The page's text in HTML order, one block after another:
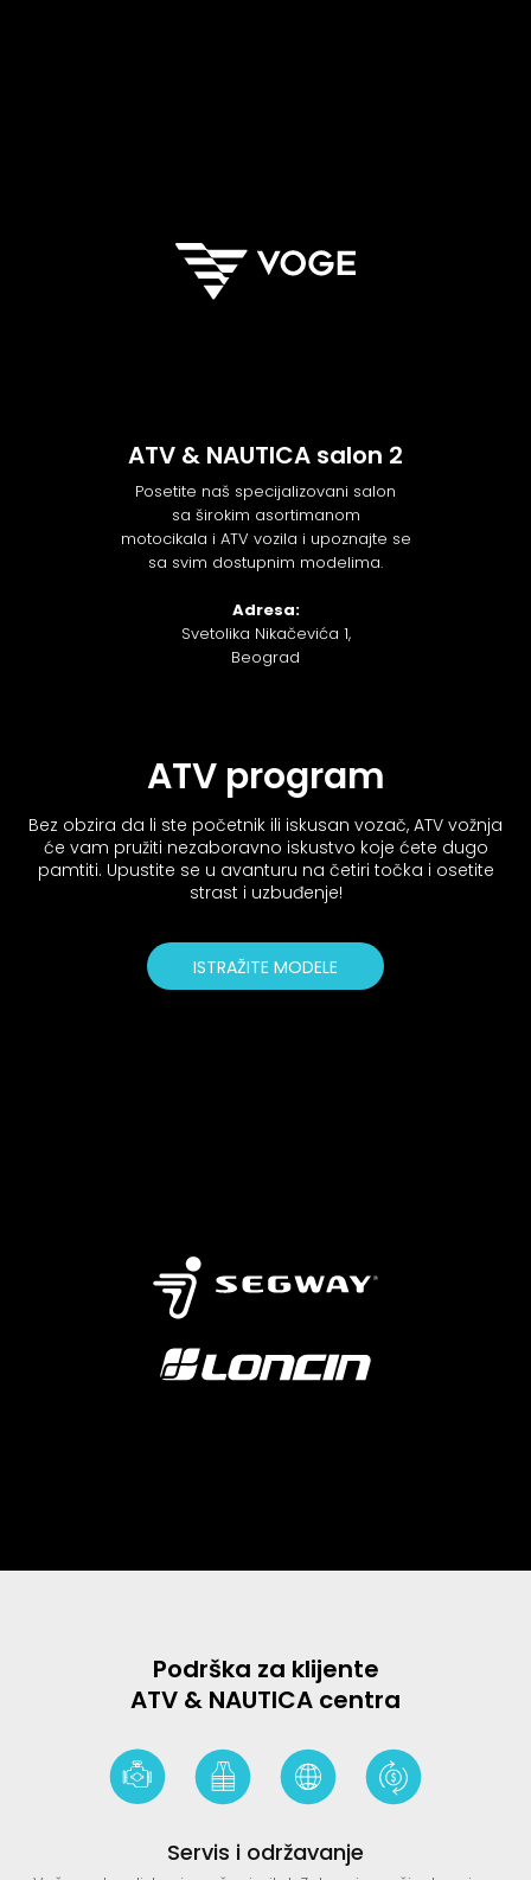
ATV & NAUTICA salon 2
Posetite naš specijalizovani salon
sa širokim asortimanom
motocikala i ATV vozila i upoznajte se
sa svim dostupnim modelima.
Adresa:
Svetolika Nikačevića 1,
Beograd
ATV program
Bez obzira da li ste početnik ili iskusan vozač, ATV vožnja
će vam pružiti nezaboravno iskustvo koje ćete dugo
pamtiti. Upustite se u avanturu na četiri točka i osetite
strast i uzbuđenje!
ISTRAŽITE MODELE
Podrška za klijente
ATV & NAUTICA centra
Servis i održavanje